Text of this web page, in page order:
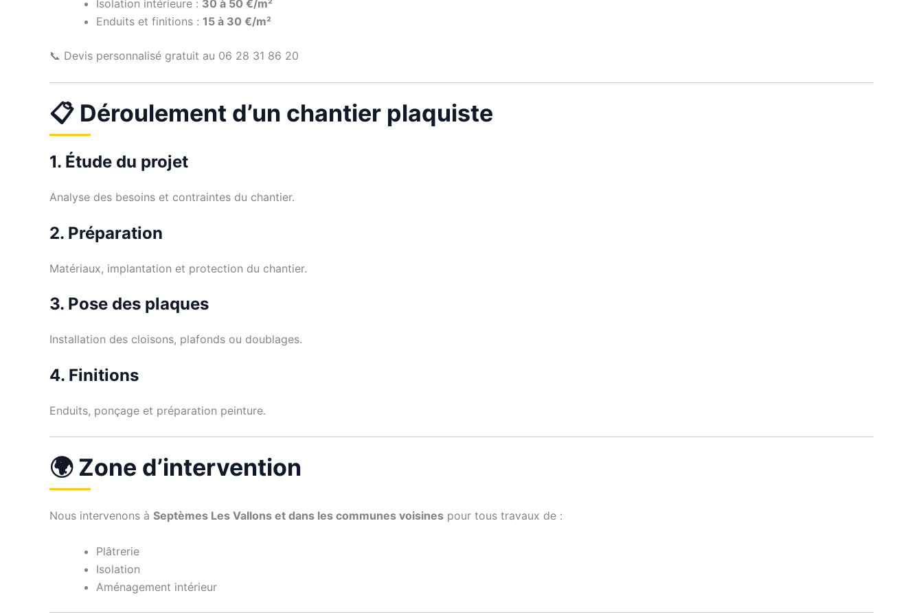
Isolation intérieure : 30 à 50 €/m²
Enduits et finitions : 15 à 30 €/m²
📞 Devis personnalisé gratuit au 06 28 31 86 20
📋 Déroulement d’un chantier plaquiste
1. Étude du projet
Analyse des besoins et contraintes du chantier.
2. Préparation
Matériaux, implantation et protection du chantier.
3. Pose des plaques
Installation des cloisons, plafonds ou doublages.
4. Finitions
Enduits, ponçage et préparation peinture.
🌍 Zone d’intervention
Nous intervenons à Septèmes Les Vallons et dans les communes voisines pour tous travaux de :
Plâtrerie
Isolation
Aménagement intérieur